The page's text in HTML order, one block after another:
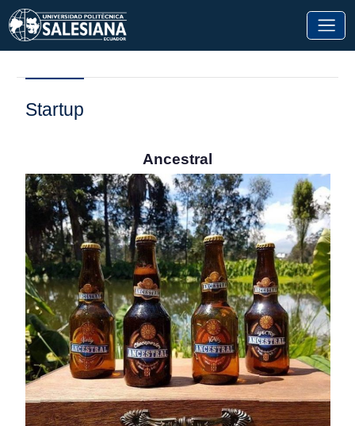
Startup
Ancestral